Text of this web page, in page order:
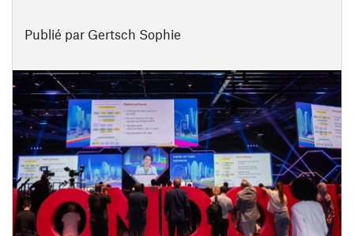
Publié par Gertsch Sophie